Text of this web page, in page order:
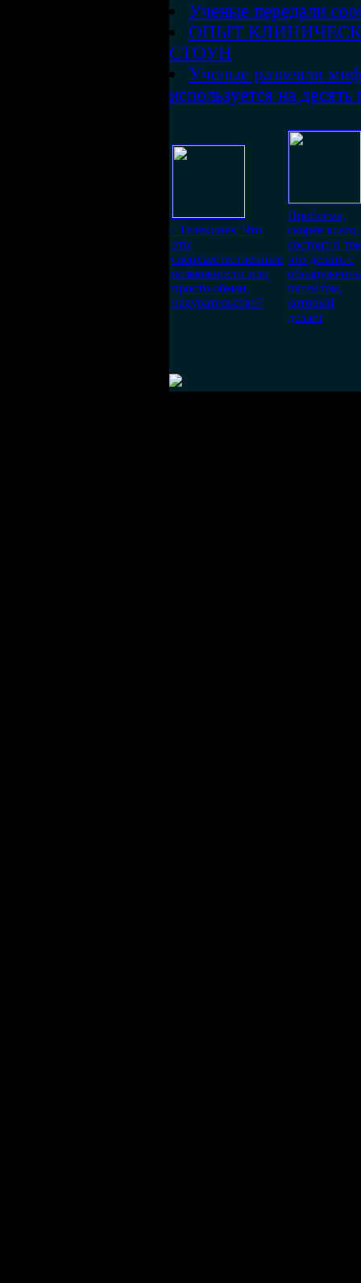
Ученые передали
ОПЫТ
СТОУН
Ученые развеяли
используется на десять
- Телекинез. Что
это:
сверхъестественные
возможности или
просто обман,
надувательство?
Проблема,
скорее всего,
состоит в
что делать с
патентом,
который
делает